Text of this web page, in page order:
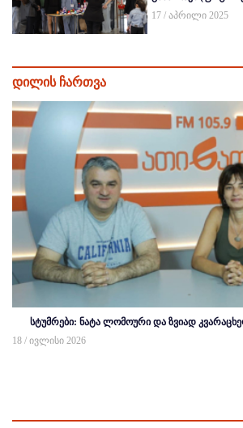
17 / აპრილი 2025
დილის ჩართვა
სტუმრები: ნატა ლომოური და ზვიად
18 / ივლისი 2026